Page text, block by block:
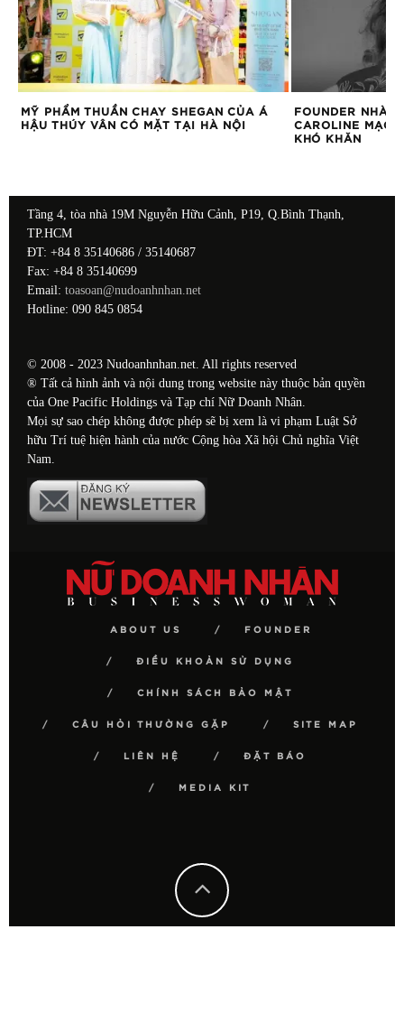
MỸ PHẨM THUẦN CHAY SHEGAN CỦA Á
HẬU THÚY VÂN CÓ MẶT TẠI HÀ NỘI
FOUNDER NHÀ
CAROLINE
KHÓ KHĂN
Tầng 4, tòa nhà 19M Nguyễn Hữu Cảnh, P19, Q.Bình Thạnh,
TP.HCM
ĐT: +84 8 35140686 / 35140687
Fax: +84 8 35140699
Email: toasoan@nudoanhnhan.net
Hotline: 090 845 0854
© 2008 - 2023 Nudoanhnhan.net. All rights reserved
® Tất cả hình ảnh và nội dung trong website này thuộc bản quyền
của One Pacific Holdings và Tạp chí Nữ Doanh Nhân.
Mọi sự sao chép không được phép sẽ bị xem là vi phạm Luật Sở
hữu Trí tuệ hiện hành của nước Cộng hòa Xã hội Chủ nghĩa Việt
Nam.
ABOUT US FOUNDER
ĐIỀU KHOẢN SỬ DỤNG
CHÍNH SÁCH BẢO MẬT
CÂU HỎI THƯỜNG GẶP SITE MAP
LIÊN HỆ ĐẶT BÁO
MEDIA KIT